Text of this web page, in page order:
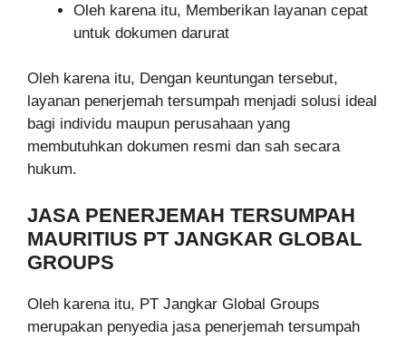
Oleh karena itu, Memberikan layanan cepat
untuk dokumen darurat
Oleh karena itu, Dengan keuntungan tersebut,
layanan penerjemah tersumpah menjadi solusi ideal
bagi individu maupun perusahaan yang
membutuhkan dokumen resmi dan sah secara
hukum.
JASA PENERJEMAH TERSUMPAH
MAURITIUS PT JANGKAR GLOBAL
GROUPS
Oleh karena itu, PT Jangkar Global Groups
merupakan penyedia jasa penerjemah tersumpah